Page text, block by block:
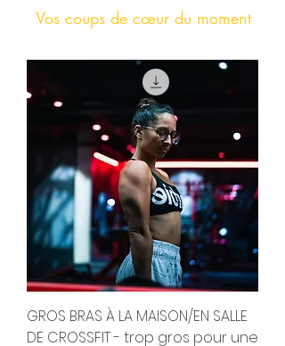
Vos coups de cœur du moment
GROS BRAS À LA MAISON/EN SALLE
DE CROSSFIT - trop gros pour une